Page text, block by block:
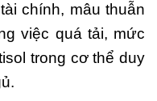
chính, mâu thuẫn
việc quá tải, mức
trong cơ thể duy